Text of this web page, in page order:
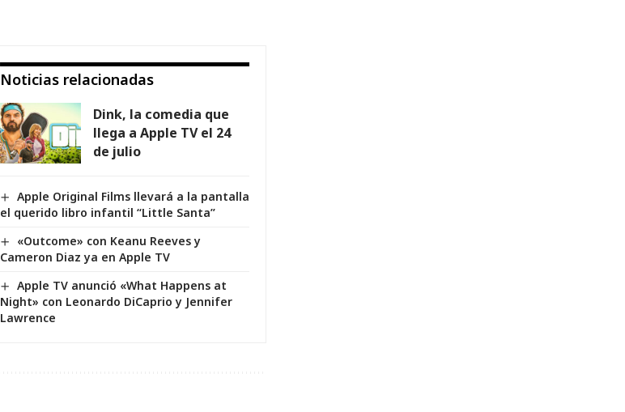
Noticias relacionadas
Dink, la comedia que
llega a Apple TV el 24
de julio
Apple Original Films llevará a la pantalla
el querido libro infantil “Little Santa”
«Outcome» con Keanu Reeves y
Cameron Diaz ya en Apple TV
Apple TV anunció «What Happens at
Night» con Leonardo DiCaprio y Jennifer
Lawrence